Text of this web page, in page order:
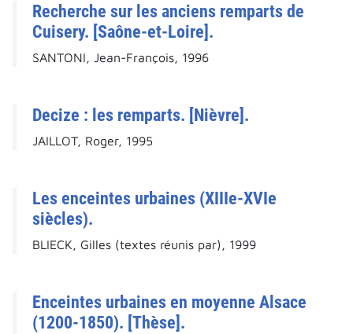
Recherche sur les anciens remparts de
Cuisery. [Saône-et-Loire].
SANTONI, Jean-François, 1996
Decize : les remparts. [Nièvre].
JAILLOT, Roger, 1995
Les enceintes urbaines (XIIIe-XVIe
siècles).
BLIECK, Gilles (textes réunis par), 1999
Enceintes urbaines en moyenne Alsace
(1200-1850). [Thèse].